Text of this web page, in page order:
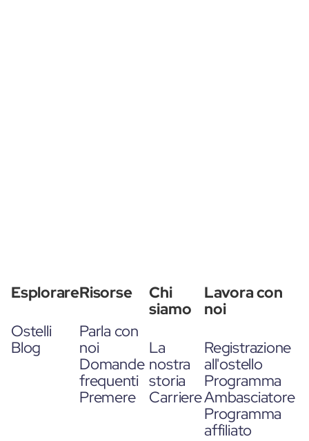
Esplorare
Ostelli
Blog
Risorse
Parla con
noi
Domande
frequenti
Premere
Chi
siamo
La
nostra
storia
Carriere
Lavora con
noi
Registrazione
all'ostello
Programma
Ambasciatore
Programma
affiliato